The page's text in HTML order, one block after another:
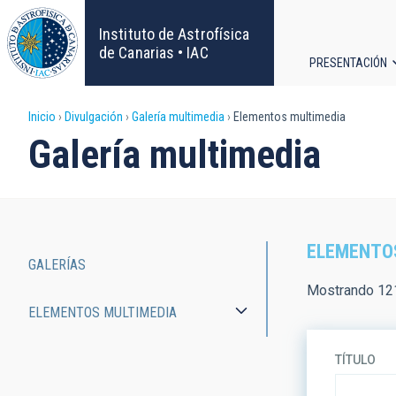
Pasar
al
contenido
principal
Instituto de Astrofísica
de Canarias • IAC
principal
PRESENTACIÓN
Sobrescribir
enlaces
la
Inicio Divulgación Galería multimedia Elementos multimedia
Galería multimedia
Mostrando
TÍTULO
navigation
GALERÍAS
ELEMENTOS MULTIMEDIA